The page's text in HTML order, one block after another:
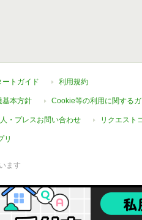
ートガイド 利用規約
基本方針 Cookie等の利用に関する
・プレスお問い合わせ リクエスト
リ
ます